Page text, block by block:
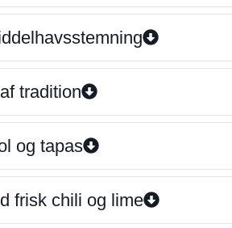
tradition
og tapas
frisk chili og lime